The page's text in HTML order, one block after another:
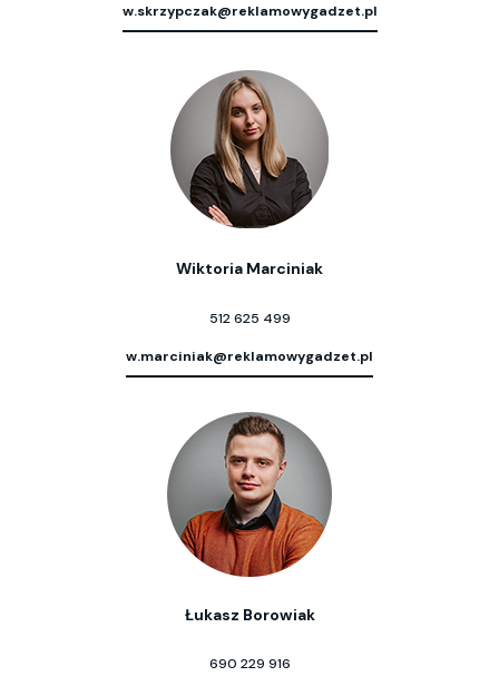
w.skrzypczak@reklamowygadzet.pl
Wiktoria Marciniak
512 625 499
w.marciniak@reklamowygadzet.pl
Łukasz Borowiak
690 229 916